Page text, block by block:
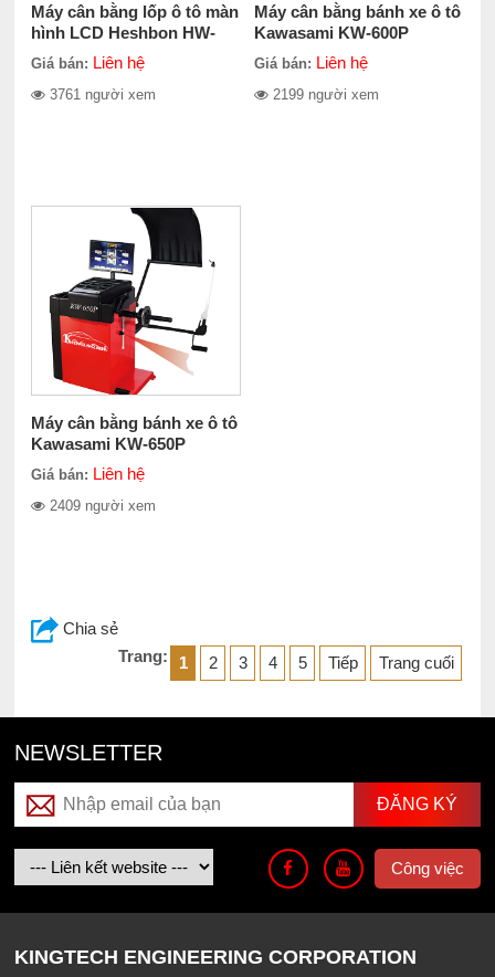
Máy cân bằng lốp ô tô màn
hình LCD Heshbon HW-
105J
Giá bán: Liên hệ
3761 người xem
Máy cân bằng bánh xe ô tô
Kawasami KW-600P
Giá bán: Liên hệ
2199 người xem
Máy cân bằng bánh xe ô tô
Kawasami KW-650P
Giá bán: Liên hệ
2409 người xem
Chia sẻ
Trang:
1 2 3 4 5 Tiếp Trang cuối
NEWSLETTER
Công việc
KINGTECH ENGINEERING CORPORATION